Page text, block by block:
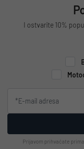
I ostvarite 10%
Prijavom prihvaćate